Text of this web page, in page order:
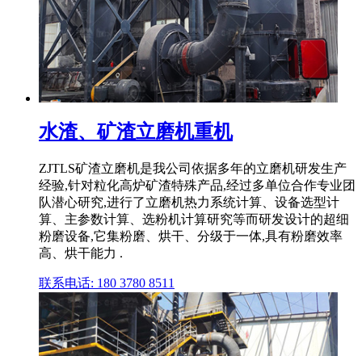
水渣、矿渣立磨机重机
ZJTLS矿渣立磨机是我公司依据多年的立磨机研发生产
经验,针对粒化高炉矿渣特殊产品,经过多单位合作专业团
队潜心研究,进行了立磨机热力系统计算、设备选型计
算、主参数计算、选粉机计算研究等而研发设计的超细
粉磨设备,它集粉磨、烘干、分级于一体,具有粉磨效率
高、烘干能力 .
联系电话: 180 3780 8511